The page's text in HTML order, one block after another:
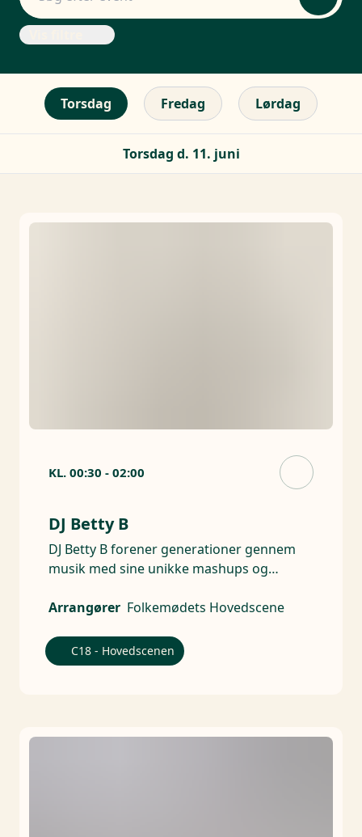
Torsdag Fredag Lørdag
Torsdag d. 11. juni
KL. 00:30 - 02:00
DJ Betty B
DJ Betty B forener generationer gennem
musik med sine unikke mashups og
Arrangører Folkemødets Hovedscene
C18 - Hovedscenen